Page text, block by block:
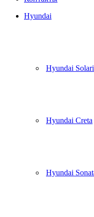
Hyundai
Hyundai
Hyundai Creta
Hyundai